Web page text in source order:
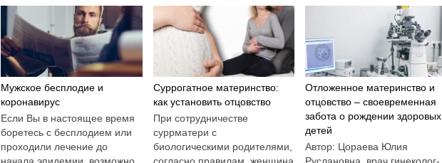
Мужское бесплодие и
коронавирус
Если Вы в настоящее время
боретесь с бесплодием или
проходили лечение до
Суррогатное материнство:
как установить отцовство
При сотрудничестве
суррматери с
биологическими родителями,
Отложенное материнство и
отцовство – своевременная
забота о рождении здоровых
детей
Автор: Цораева Юлия